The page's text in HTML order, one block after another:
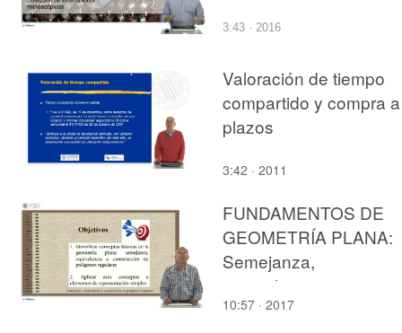
3:43 · 2016
Valoración de tiempo
compartido y compra a
plazos
3:42 · 2011
FUNDAMENTOS DE
GEOMETRÍA PLANA:
Semejanza,
equivalencia,
construcción de
10:57 · 2017